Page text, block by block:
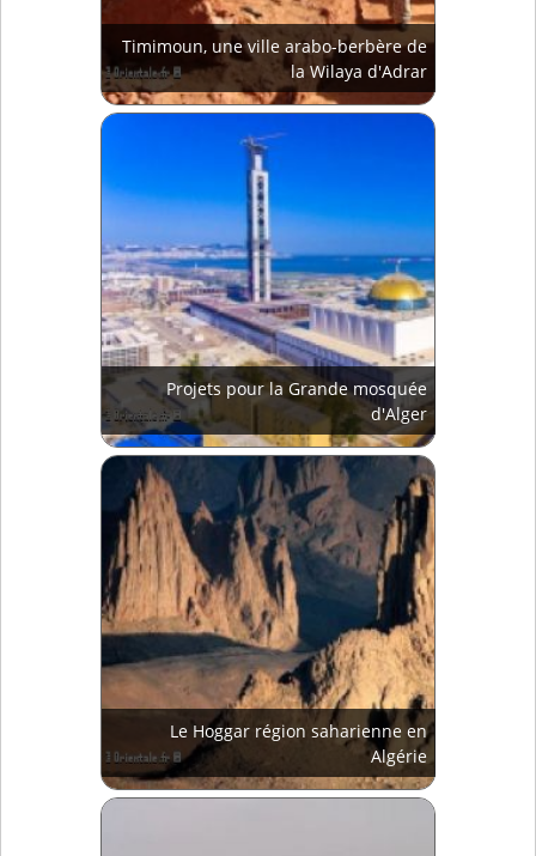
Timimoun, une ville arabo-berbère de
la Wilaya d'Adrar
Projets pour la Grande mosquée
d'Alger
Le Hoggar région saharienne en
Algérie